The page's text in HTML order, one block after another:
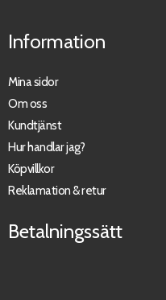
Information
Mina sidor
Om oss
Kundtjänst
Hur handlar jag?
Köpvillkor
Reklamation & retur
Betalningssätt